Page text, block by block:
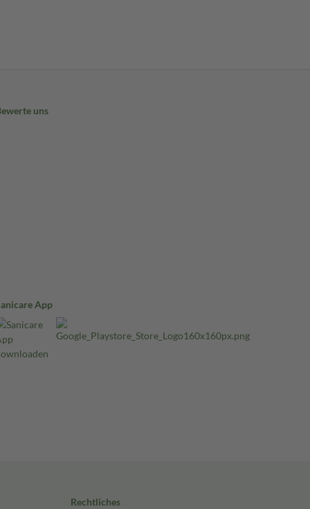
uns
App
Rechtliches